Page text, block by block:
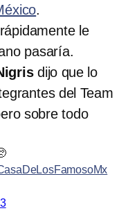
.
le
pasaría.
dijo que lo
del Team
sobre todo